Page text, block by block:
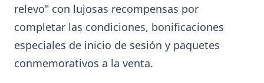
relevo" con lujosas recompensas por
completar las condiciones, bonificaciones
especiales de inicio de sesión y paquetes
conmemorativos a la venta.